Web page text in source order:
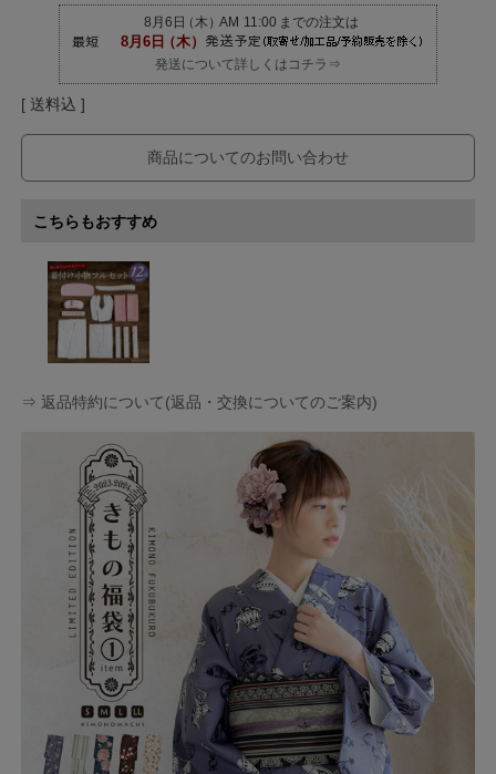
発送について詳しくはコチラ⇒
送料込
商品についてのお問い合わせ
こちらもおすすめ
⇒ 返品特約について(返品・交換についてのご案内)